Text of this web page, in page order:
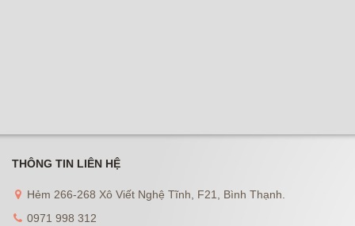
THÔNG TIN LIÊN HỆ
Hẻm 266-268 Xô Viết Nghệ Tĩnh, F21, Bình Thạnh.
0971 998 312